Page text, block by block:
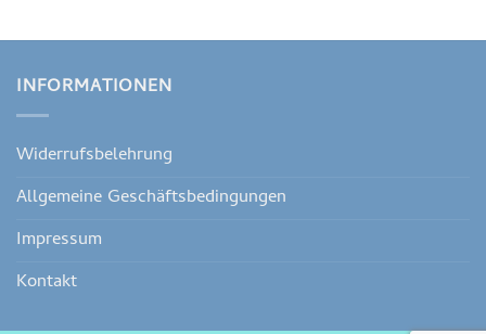
INFORMATIONEN
Widerrufsbelehrung
Allgemeine Geschäftsbedingungen
Impressum
Kontakt